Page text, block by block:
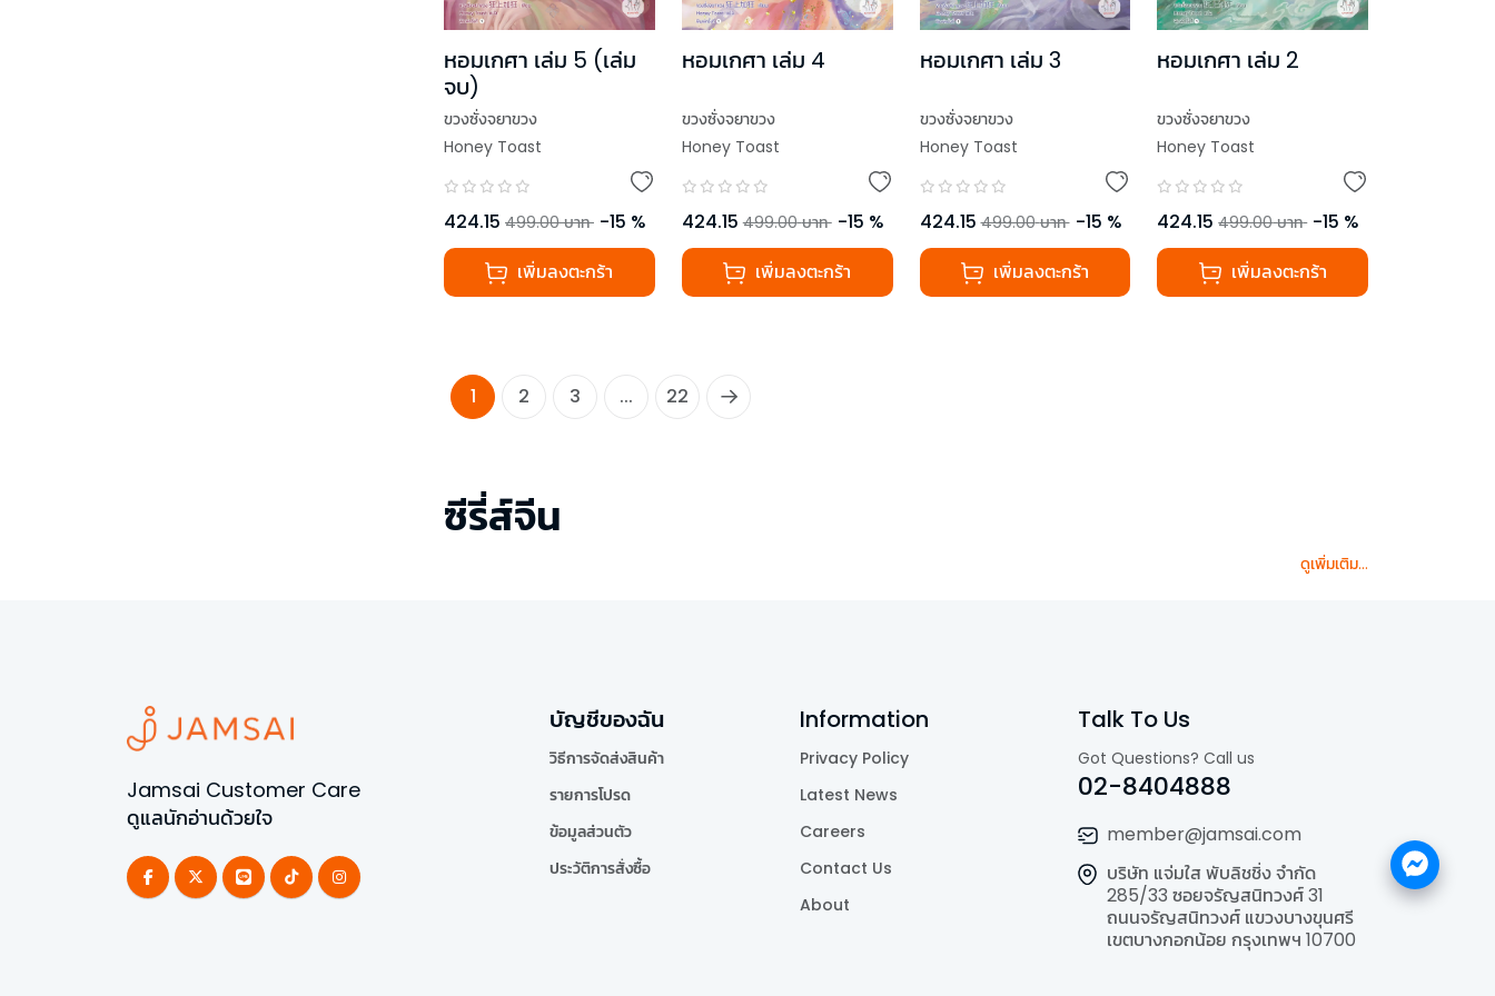
หอมเกศา เล่ม 5 (เล่ม
จบ)
ขวงซั่งจยาขวง
Honey Toast
424.15 499.00 บาท -15 %
เพิ่มลงตะกร้า
หอมเกศา เล่ม 4
ขวงซั่งจยาขวง
Honey Toast
424.15 499.00 บาท -15 %
เพิ่มลงตะกร้า
หอมเกศา เล่ม 3
ขวงซั่งจยาขวง
Honey Toast
424.15 499.00 บาท -15 %
เพิ่มลงตะกร้า
หอมเกศา เล่ม 2
ขวงซั่งจยาขวง
Honey Toast
424.15 499.00 บาท -15 %
เพิ่มลงตะกร้า
1 2 3 ... 22
ซีรี่ส์จีน
ดูเพิ่มเติม...
Jamsai Customer Care
ดูแลนักอ่านด้วยใจ
บัญชีของฉัน
วิธีการจัดส่งสินค้า
รายการโปรด
ข้อมูลส่วนตัว
ประวัติการสั่งซื้อ
Information
Privacy Policy
Latest News
Careers
Contact Us
About
Talk To Us
Got Questions? Call us
02-8404888
member@jamsai.com
บริษัท แจ่มใส พับลิชชิ่ง จำกัด
285/33 ซอยจรัญสนิทวงศ์ 31
ถนนจรัญสนิทวงศ์ แขวงบางขุนศรี
เขตบางกอกน้อย กรุงเทพฯ 10700